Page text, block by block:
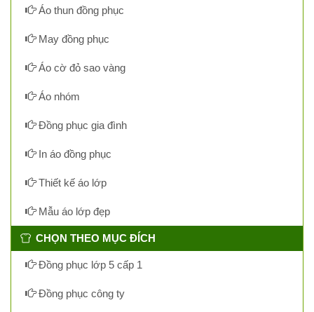
Áo thun đồng phục
May đồng phục
Áo cờ đỏ sao vàng
Áo nhóm
Đồng phục gia đình
In áo đồng phục
Thiết kế áo lớp
Mẫu áo lớp đẹp
CHỌN THEO MỤC ĐÍCH
Đồng phục lớp 5 cấp 1
Đồng phục công ty